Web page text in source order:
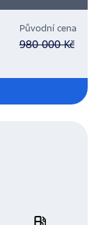
Původní cena
980 000 Kč